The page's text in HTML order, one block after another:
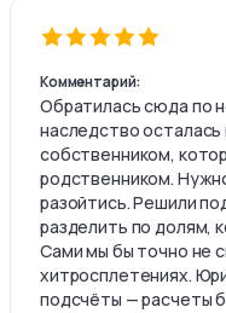
Комментарий:
Обратилась сюда по
наследство
собственником,
родственником.
разойтись. Решили
разделить по долям,
Сами мы бы точно не
хитросплетениях.
подсчёты — расчеты